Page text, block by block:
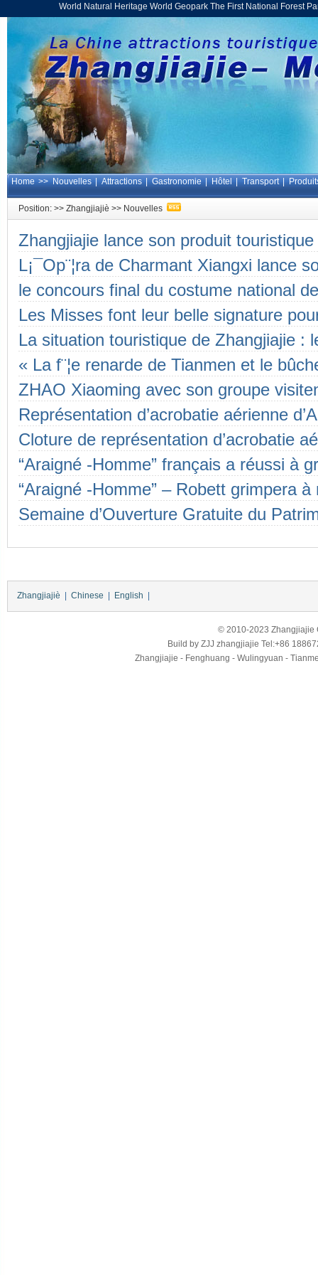
World Natural Heritage World Geopark The First National
Home>> Nouvelles| Attractions| Gastronomie| Hôtel| Transport|
Position: >> Zhangjiajiè >> Nouvelles
Zhangjiajie lance son produit touristique
L¡¯Op¨¦ra de Charmant Xiangxi lance
e
le concours final du costume national
t de Ms Chine 2010
Les Misses font leur belle signature
Shanghai 2010 Chine
La situation touristique de Zhangjiajie :
ance
« La f¨¦e renarde de Tianmen et le
nise la conf¨…
ZHAO Xiaoming avec son groupe
ong du Cor¨¦e du Sud
Représentation d’acrobatie aérienne
Voûte
Cloture de représentation d’acrobatie
Zhangjiajiè
“Araigné -Homme” français a réussi à
arpement de
“Araigné -Homme” – Robett grimpera à
ement de
Semaine d’Ouverture Gratuite du
Zhangjiajiè Chinese English
© 2010-2023 Zhangjiajie
Build by ZJJ zhangjiajie Tel:+86
Zhangjiajie - Fenghuang - Wulingyuan -